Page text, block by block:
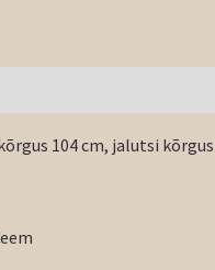
104 cm, jalutsi